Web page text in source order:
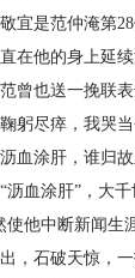
是范仲淹第28
在他的身上延续
也送一挽联表
尽瘁，我哭当
涂肝，谁归故
涂肝”，大千
使他中断新闻生
，石破天惊，